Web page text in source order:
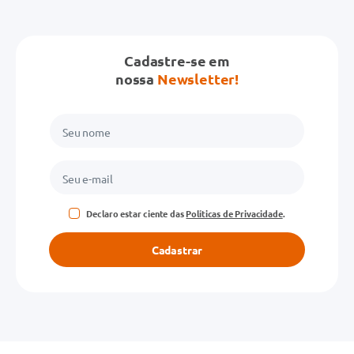
Cadastre-se em
nossa Newsletter!
Declaro estar ciente dasPolíticas de Privacidade.
Cadastrar